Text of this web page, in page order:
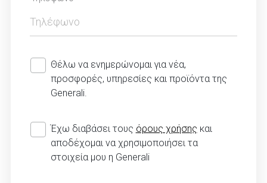
Θέλω να ενημερώνομαι για νέα,
προσφορές, υπηρεσίες και προϊόντα της
Generali.
Έχω διαβάσει τους όρους χρήσης και
αποδέχομαι να χρησιμοποιήσει τα
στοιχεία μου η Generali